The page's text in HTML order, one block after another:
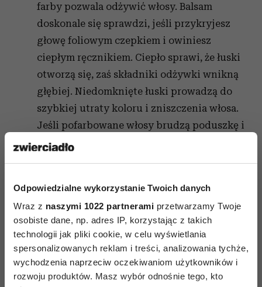
Odpowiedzialne wykorzystanie Twoich danych
Wraz z naszymi 1022 partnerami przetwarzamy Twoje
osobiste dane, np. adres IP, korzystając z takich
technologii jak pliki cookie, w celu wyświetlania
spersonalizowanych reklam i treści, analizowania tychże,
wychodzenia naprzeciw oczekiwaniom użytkowników i
rozwoju produktów. Masz wybór odnośnie tego, kto
farby pozwala odżywić włosy. Balsam
doskonale się sprawdzi, jeśli przykryjesz
głowę foliowym czepkiem i owiniesz
ciepłym ręcznikiem. Ciepło sprawi, że łuski
otworzą się, zaś składniki odżywki wnikną
głębiej. Niedomknięte łuski prowadzą do
szybkiej utraty koloru i zniszczenia włosa.
Jeśli pofarbowane włosy brudzą poduszkę i
ręczniki lub kolor mocno wypłukuje się z
preparatu, który je domknie.
Obecnie wiodące jest przekonanie, że nie należy
drastycznie zmieniać koloru włosów, powinien
on współgrać z karnacją skóry i tęczówka oka.
Najlepiej, jeżeli fryzura delikatnie podkreśla